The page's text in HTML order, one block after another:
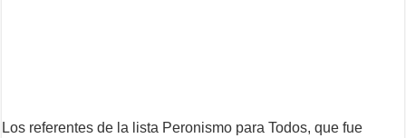
Los referentes de la lista Peronismo para Todos, que fue